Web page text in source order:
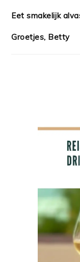
Eet smakelijk
Groetjes, Betty